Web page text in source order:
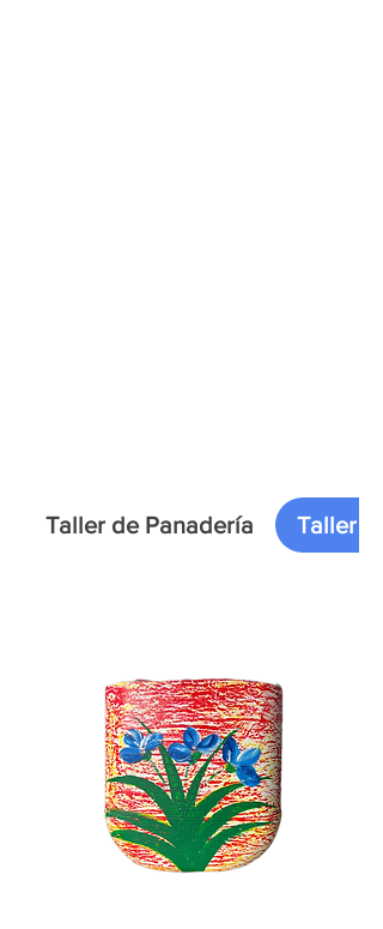
Taller de Panadería Taller